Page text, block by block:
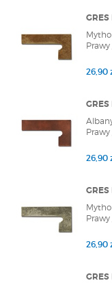
GRES
Mytho
Prawy
26,90
GRES
Prawy
26,90
GRES
Prawy
26,90
GRES